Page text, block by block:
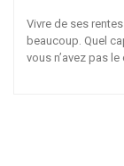
Vivre de ses
beaucoup. Quel
vous n’avez pas